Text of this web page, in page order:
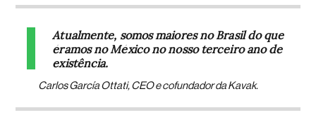
Atualmente, somos maiores no Brasil do que
éramos no México no nosso terceiro ano de
existência.
Carlos García Ottati, CEO e cofundador da Kavak.